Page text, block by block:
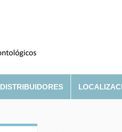
DISTRIBUIDORES